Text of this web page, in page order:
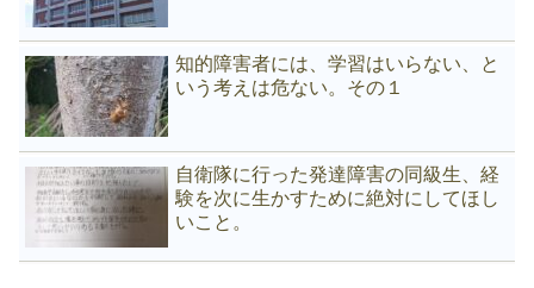
知的障害者には、学習はいらない、と
いう考えは危ない。その１
自衛隊に行った発達障害の同級生、経
験を次に生かすために絶対にしてほし
いこと。